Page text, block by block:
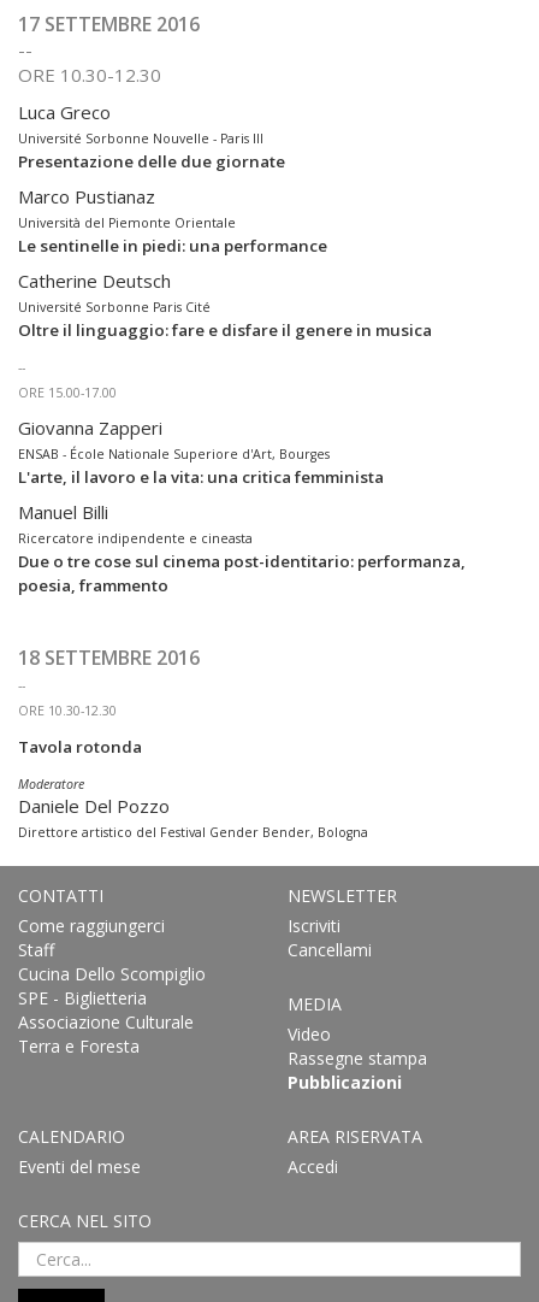
17 SETTEMBRE 2016
--
ORE 10.30-12.30
Luca Greco
Université Sorbonne Nouvelle - Paris III
Presentazione delle due giornate
Marco Pustianaz
Università del Piemonte Orientale
Le sentinelle in piedi: una performance
Catherine Deutsch
Université Sorbonne Paris Cité
Oltre il linguaggio: fare e disfare il genere in musica
--
ORE 15.00-17.00
Giovanna Zapperi
ENSAB - École Nationale Superiore d'Art, Bourges
L'arte, il lavoro e la vita: una critica femminista
Manuel Billi
Ricercatore indipendente e cineasta
Due o tre cose sul cinema post-identitario: performanza,
poesia, frammento
18 SETTEMBRE 2016
--
ORE 10.30-12.30
Tavola rotonda
Moderatore
Daniele Del Pozzo
Direttore artistico del Festival Gender Bender, Bologna
CONTATTI
Come raggiungerci
Staff
Cucina Dello Scompiglio
SPE - Biglietteria
Associazione Culturale
Terra e Foresta
NEWSLETTER
Iscriviti
Cancellami
MEDIA
Video
Rassegne stampa
Pubblicazioni
CALENDARIO
Eventi del mese
AREA RISERVATA
Accedi
CERCA NEL SITO